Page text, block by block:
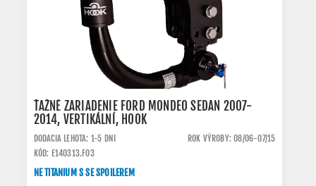
ŤAŽNÉ ZARIADENIE FORD MONDEO SEDAN 2007-
2014, VERTIKÁLNÍ, HOOK
DODACIA LEHOTA: 1-5 DNI
ROK VÝROBY: 08/06-07/15
KÓD: E140313.FO3
NE TITANIUM S SE SPOILEREM